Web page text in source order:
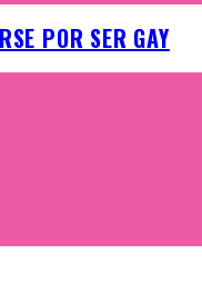
POR SER GAY